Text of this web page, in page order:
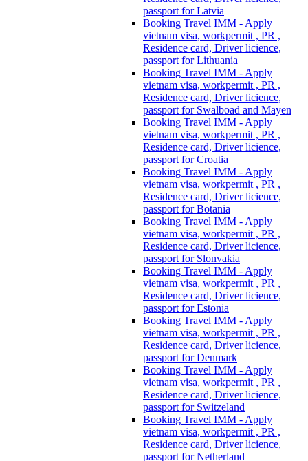
passport for Latvia
Booking Travel IMM - Apply
vietnam visa, workpermit , PR ,
Residence card, Driver licience,
passport for Lithuania
Booking Travel IMM - Apply
vietnam visa, workpermit , PR ,
Residence card, Driver licience,
passport for Swalboad and Mayen
Booking Travel IMM - Apply
vietnam visa, workpermit , PR ,
Residence card, Driver licience,
passport for Croatia
Booking Travel IMM - Apply
vietnam visa, workpermit , PR ,
Residence card, Driver licience,
passport for Botania
Booking Travel IMM - Apply
vietnam visa, workpermit , PR ,
Residence card, Driver licience,
passport for Slonvakia
Booking Travel IMM - Apply
vietnam visa, workpermit , PR ,
Residence card, Driver licience,
passport for Estonia
Booking Travel IMM - Apply
vietnam visa, workpermit , PR ,
Residence card, Driver licience,
passport for Denmark
Booking Travel IMM - Apply
vietnam visa, workpermit , PR ,
Residence card, Driver licience,
passport for Switzeland
Booking Travel IMM - Apply
vietnam visa, workpermit , PR ,
Residence card, Driver licience,
passport for Netherland